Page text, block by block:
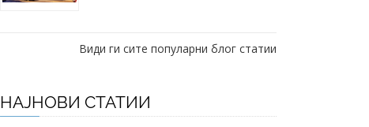
Види ги сите популарни блог статии
НАЈНОВИ СТАТИИ